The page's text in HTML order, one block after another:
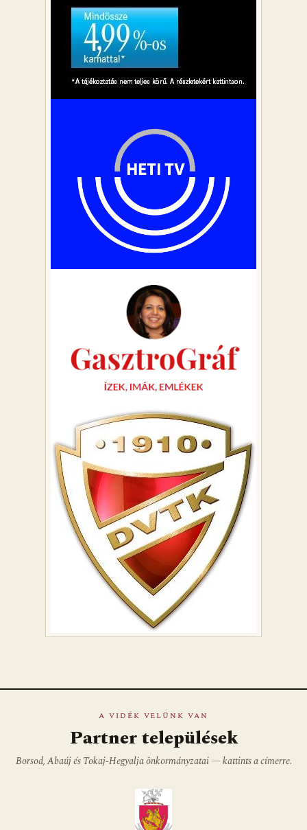
A VIDÉK VELÜNK VAN
Partner települések
Borsod, Abaúj és Tokaj-Hegyalja önkormányzatai — kattints a címerre.